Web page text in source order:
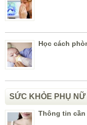
Học cách
SỨC KHỎE PHỤ NỮ
Thông tin